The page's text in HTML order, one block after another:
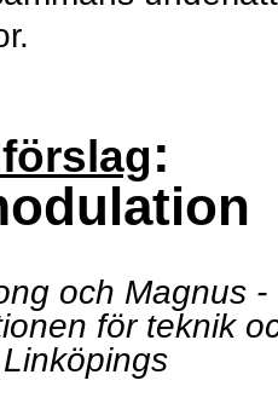
:
och Magnus
för teknik